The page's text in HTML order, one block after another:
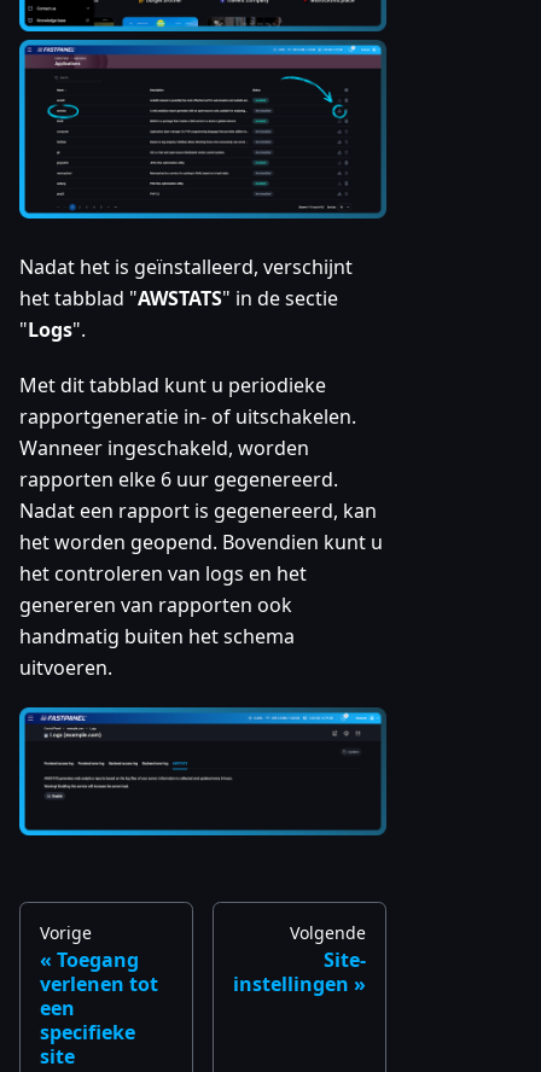
Nadat het is geïnstalleerd, verschijnt
het tabblad "AWSTATS" in de sectie
"Logs".
Met dit tabblad kunt u periodieke
rapportgeneratie in- of uitschakelen.
Wanneer ingeschakeld, worden
rapporten elke 6 uur gegenereerd.
Nadat een rapport is gegenereerd, kan
het worden geopend. Bovendien kunt u
het controleren van logs en het
genereren van rapporten ook
handmatig buiten het schema
uitvoeren.
Vorige
Toegang
verlenen tot
een
specifieke
site
Volgende
Site-
instellingen